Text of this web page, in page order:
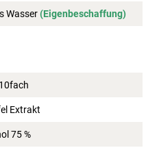
Wasser(Eigenbeschaffung)
Extrakt
75 %